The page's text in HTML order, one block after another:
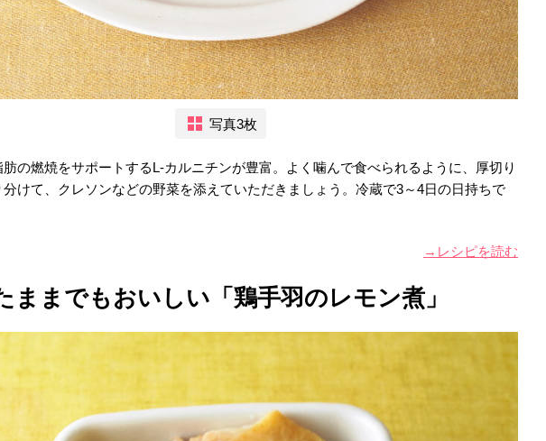
写真3枚
の燃焼をサポートするL-カルニチンが豊富。よく噛んで食べられるように、厚切り
分けて、クレソンなどの野菜を添えていただきましょう。冷蔵で3～4日の日持ちで
→レシピを読む
ままでもおいしい「鶏手羽のレモン煮」